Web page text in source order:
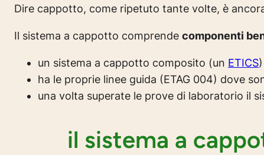
Dire cappotto, come ripetuto tante volte, è
Il sistema a cappotto comprende componenti
un sistema a cappotto composito (un ETICS)
ha le proprie linee guida (ETAG 004) dove
una volta superate le prove di laboratorio il
il sistema a